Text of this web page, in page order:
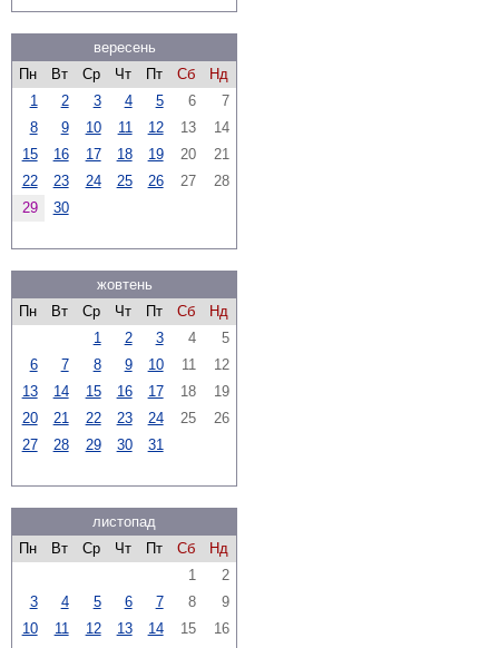
вересень
Пн
Вт Ср Чт Пт Сб
Нд
1
2 3 4 5 6
7
8
9 10 11 12 13
14
15
16 17 18 19 20
21
22
23 24 25 26 27
28
29
30
жовтень
Пн
Вт Ср Чт Пт Сб
Нд
1
2 3 4
5
6
7 8 9 10 11
12
13
14 15 16 17 18
19
20
21 22 23 24 25
26
27
28 29 30 31
листопад
Пн
Вт Ср Чт Пт Сб
Нд
1
2
3
4 5 6 7 8
9
10
11 12 13 14 15
16